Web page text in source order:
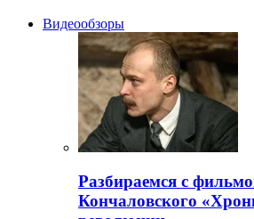
Видеообзоры
Разбираемся с
Кончаловского